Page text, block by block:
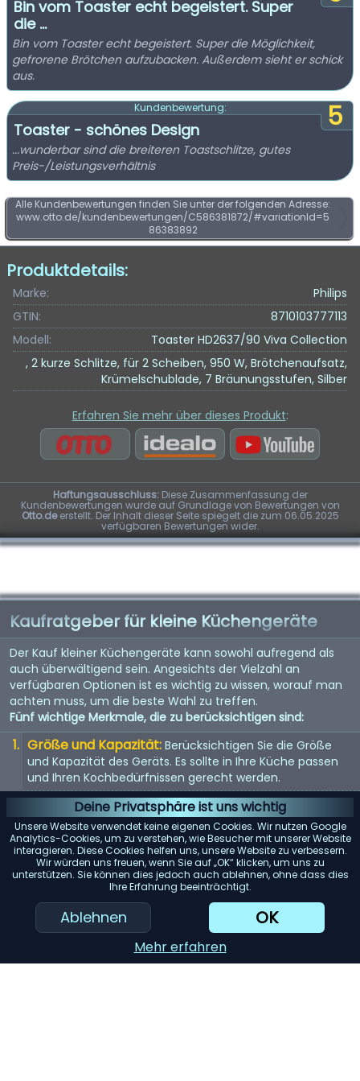
Deine Privatsphäre ist uns wichtig
Unsere Website verwendet keine eigenen Cookies. Wir nutzen Google
Analytics-Cookies, um zu verstehen, wie Besucher mit unserer Website
interagieren. Diese Cookies helfen uns, unsere Website zu verbessern.
Wir würden uns freuen, wenn Sie auf „OK“ klicken, um uns zu
unterstützen. Sie können dies jedoch auch ablehnen, ohne dass dies
Ihre Erfahrung beeinträchtigt.
Ablehnen OK
Mehr erfahren
Bin vom Toaster echt begeistert. Super
die ...
Bin vom Toaster echt begeistert. Super die Möglichkeit,
gefrorene Brötchen aufzubacken. Außerdem sieht er schick
aus.
5
Kundenbewertung:
Toaster - schönes Design
...wunderbar sind die breiteren Toastschlitze, gutes
Preis-/Leistungsverhältnis
Alle Kundenbewertungen finden Sie unter der folgenden Adresse:
www.otto.de/kundenbewertungen/C586381872/#variationId=5
86383892
Produktdetails:
Marke:
Philips
GTIN:
8710103777113
Modell:
Toaster HD2637/90 Viva Collection
, 2 kurze Schlitze, für 2 Scheiben, 950 W, Brötchenaufsatz,
Krümelschublade, 7 Bräunungsstufen, Silber
Erfahren Sie mehr über dieses Produkt:
Haftungsausschluss:Diese Zusammenfassung der
Kundenbewertungen wurde auf Grundlage von Bewertungen von
Otto.deerstellt. Der Inhalt dieser Seite spiegelt die zum 06.05.2025
verfügbaren Bewertungen wider.
Kaufratgeber für kleine Küchengeräte
Der Kauf kleiner Küchengeräte kann sowohl aufregend als
auch überwältigend sein. Angesichts der Vielzahl an
verfügbaren Optionen ist es wichtig zu wissen, worauf man
achten muss, um die beste Wahl zu treffen.
Fünf wichtige Merkmale, die zu berücksichtigen sind:
Größe und Kapazität: Berücksichtigen Sie die Größe
und Kapazität des Geräts. Es sollte in Ihre Küche passen
und Ihren Kochbedürfnissen gerecht werden.
Energieeffizienz: Energieeffiziente Geräte sparen nicht
nur Geld bei der Stromrechnung, sondern sind auch
umweltfreundlich.
Benutzerfreundlichkeit: Suchen Sie nach Geräten mit
benutzerfreundlichen Bedienelementen und Funktionen.
Sie sollten einfach zu bedienen und zu reinigen sein.
KI-Einkaufsassistent